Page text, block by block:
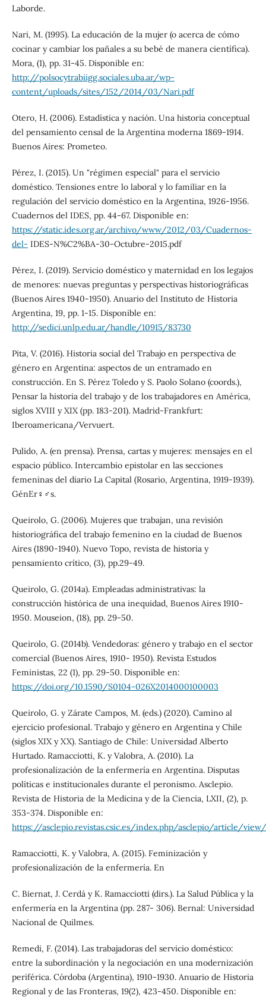
Laborde.
Nari, M. (1995). La educación de la mujer (o acerca de cómo
cocinar y cambiar los pañales a su bebé de manera científica).
Mora, (1), pp. 31-45. Disponible en:
http://polsocytrabiigg.sociales.uba.ar/wp-
content/uploads/sites/152/2014/03/Nari.pdf
Otero, H. (2006). Estadística y nación. Una historia conceptual
del pensamiento censal de la Argentina moderna 1869-1914.
Buenos Aires: Prometeo.
Pérez, I. (2015). Un "régimen especial" para el servicio
doméstico. Tensiones entre lo laboral y lo familiar en la
regulación del servicio doméstico en la Argentina, 1926-1956.
Cuadernos del IDES, pp. 44-67. Disponible en:
https://static.ides.org.ar/archivo/www/2012/03/Cuadernos-
del- IDES-N%C2%BA-30-Octubre-2015.pdf
Pérez, I. (2019). Servicio doméstico y maternidad en los legajos
de menores: nuevas preguntas y perspectivas historiográficas
(Buenos Aires 1940-1950). Anuario del Instituto de Historia
Argentina, 19, pp. 1-15. Disponible en:
http://sedici.unlp.edu.ar/handle/10915/83730
Pita, V. (2016). Historia social del Trabajo en perspectiva de
género en Argentina: aspectos de un entramado en
construcción. En S. Pérez Toledo y S. Paolo Solano (coords.),
Pensar la historia del trabajo y de los trabajadores en América,
siglos XVIII y XIX (pp. 183-201). Madrid-Frankfurt:
Iberoamericana/Vervuert.
Pulido, A. (en prensa). Prensa, cartas y mujeres: mensajes en el
espacio público. Intercambio epistolar en las secciones
femeninas del diario La Capital (Rosario, Argentina, 1919-1939).
GénEr♀♂s.
Queirolo, G. (2006). Mujeres que trabajan, una revisión
historiográfica del trabajo femenino en la ciudad de Buenos
Aires (1890-1940). Nuevo Topo, revista de historia y
pensamiento crítico, (3), pp.29-49.
Queirolo, G. (2014a). Empleadas administrativas: la
construcción histórica de una inequidad, Buenos Aires 1910-
1950. Mouseion, (18), pp. 29-50.
Queirolo, G. (2014b). Vendedoras: género y trabajo en el sector
comercial (Buenos Aires, 1910- 1950). Revista Estudos
Feministas, 22 (1), pp. 29-50. Disponible en:
https://doi.org/10.1590/S0104-026X2014000100003
Queirolo, G. y Zárate Campos, M. (eds.) (2020). Camino al
ejercicio profesional. Trabajo y género en Argentina y Chile
(siglos XIX y XX). Santiago de Chile: Universidad Alberto
Hurtado. Ramacciotti, K. y Valobra, A. (2010). La
profesionalización de la enfermería en Argentina. Disputas
políticas e institucionales durante el peronismo. Asclepio.
Revista de Historia de la Medicina y de la Ciencia, LXII, (2), p.
353-374. Disponible en:
https://asclepio.revistas.csic.es/index.php/asclepio/article/view/
Ramacciotti, K. y Valobra, A. (2015). Feminización y
profesionalización de la enfermería. En
C. Biernat, J. Cerdá y K. Ramacciotti (dirs.). La Salud Pública y la
enfermería en la Argentina (pp. 287- 306). Bernal: Universidad
Nacional de Quilmes.
Remedi, F. (2014). Las trabajadoras del servicio doméstico:
entre la subordinación y la negociación en una modernización
periférica. Córdoba (Argentina), 1910-1930. Anuario de Historia
Regional y de las Fronteras, 19(2), 423-450. Disponible en: